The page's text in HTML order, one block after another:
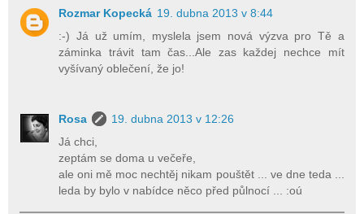
Rozmar Kopecká 19. dubna 2013 v 8:44
:-) Já už umím, myslela jsem nová výzva pro Tě a
záminka trávit tam čas...Ale zas každej nechce mít
vyšívaný oblečení, že jo!
Rosa
19. dubna 2013 v 12:26
Já chci,
zeptám se doma u večeře,
ale oni mě moc nechtěj nikam pouštět ... ve dne teda ...
leda by bylo v nabídce něco před půlnocí ... :oú